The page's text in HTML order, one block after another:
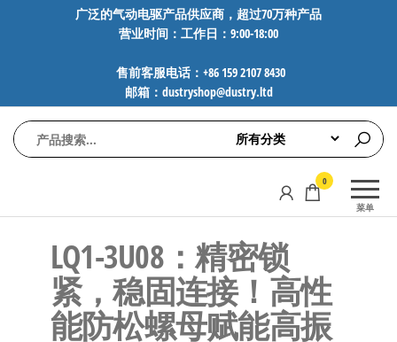
广泛的气动电驱产品供应商，超过70万种产品
营业时间：工作日：9:00-18:00
售前客服电话：+86 159 2107 8430
邮箱：dustryshop@dustry.ltd
动
FESTO、
AVENTICS等
品牌气动
元件，超
过88万种
工业自动
菜单
0
​​LQ1-3U08：精密锁
紧，稳固连接！高性
能防松螺母赋能高振